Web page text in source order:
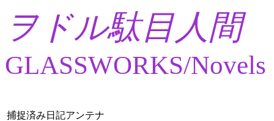
ヲドル駄目人間
GLASSWORKS/Novels
捕捉済み日記アンテナ